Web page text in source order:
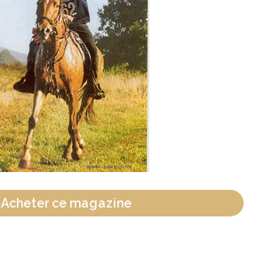
Acheter ce magazine